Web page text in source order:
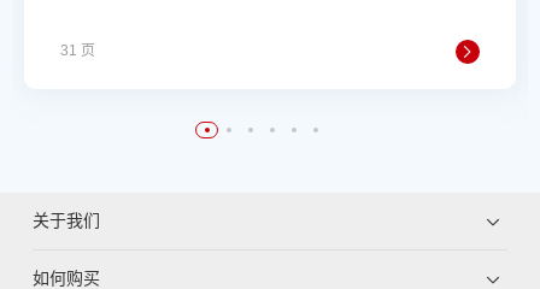
31 页
关于我们
如何购买